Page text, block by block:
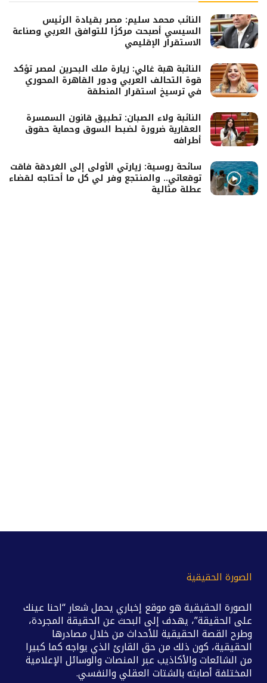
النائب محمد سليم: مصر بقيادة الرئيس
السيسي أصبحت مركزًا للتوافق العربي وصناعة
الاستقرار الإقليمي
النائبة هبة غالي: زيارة ملك البحرين لمصر تؤكد
قوة التحالف العربي ودور القاهرة المحوري
في ترسيخ استقرار المنطقة
النائبة ولاء الصبان: تطبيق قانون السمسرة
العقارية ضرورة لضبط السوق وحماية حقوق
أطرافه
سائحة روسية: زيارتي الأولى إلى الغردقة فاقت
توقعاتي.. والمنتجع وفر لي كل ما أحتاجه لقضاء
عطلة مثالية
الصورة الحقيقية
الصورة الحقيقية هو موقع إخباري يحمل شعار “احنا عينك
على الحقيقة”، يهدف إلى البحث عن الحقيقة المجردة،
وطرح القصة الحقيقية للأحداث من خلال مصادرها
الحقيقية، كون ذلك من حق القارئ الذي يواجه كما كبيرا
من الشائعات والأكاذيب عبر المنصات والوسائل الإعلامية
المختلفة أصابته بالشتات العقلي والنفسي.